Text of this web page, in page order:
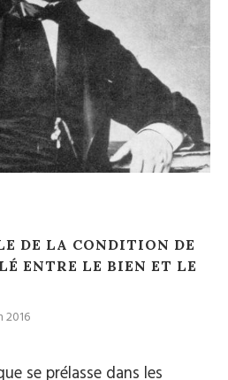
DE LA CONDITION DE
ENTRE LE BIEN ET LE
2016
se prélasse dans les